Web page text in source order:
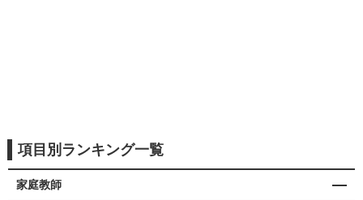
項目別ランキング一覧
家庭教師